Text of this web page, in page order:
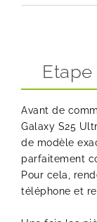
Etape
Avant de
Galaxy S25
de modèle
parfaitement
Pour cela,
téléphone et